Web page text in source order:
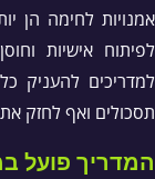
אמנויות לחימה הן
לפיתוח אישיות
למדריכים להעניק
תסכולים ואף לחזק
המדריך פועל